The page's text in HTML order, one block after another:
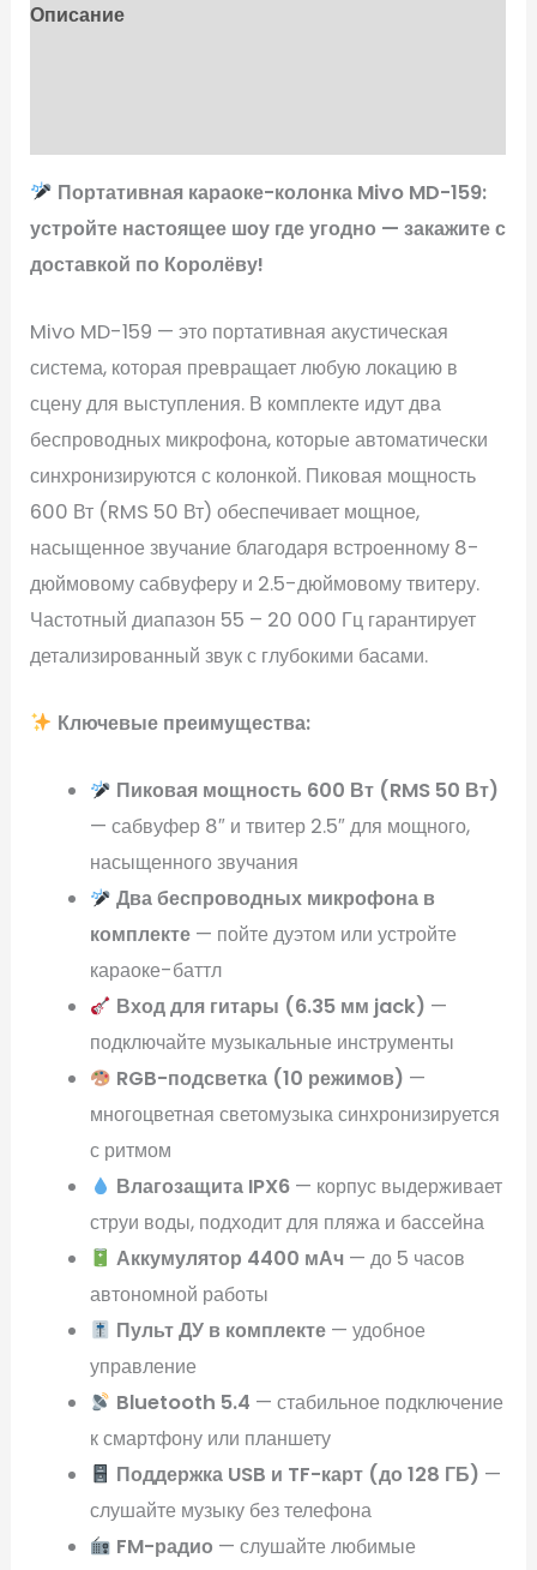
Описание
Портативная караоке-колонка Mivo MD-159:
устройте настоящее шоу где угодно — закажите с
доставкой по Королёву!
Mivo MD-159 — это портативная акустическая
система, которая превращает любую локацию в
сцену для выступления. В комплекте идут два
беспроводных микрофона, которые автоматически
синхронизируются с колонкой. Пиковая мощность
600 Вт (RMS 50 Вт) обеспечивает мощное,
насыщенное звучание благодаря встроенному 8-
дюймовому сабвуферу и 2.5-дюймовому твитеру.
Частотный диапазон 55 – 20 000 Гц гарантирует
детализированный звук с глубокими басами.
Ключевые преимущества:
Пиковая мощность 600 Вт (RMS 50 Вт)
— сабвуфер 8″ и твитер 2.5″ для мощного,
насыщенного звучания
Два беспроводных микрофона в
комплекте— пойте дуэтом или устройте
караоке-баттл
Вход для гитары (6.35 мм jack) —
подключайте музыкальные инструменты
RGB-подсветка (10 режимов) —
многоцветная светомузыка синхронизируется
с ритмом
Влагозащита IPX6 — корпус выдерживает
струи воды, подходит для пляжа и бассейна
Аккумулятор 4400 мАч — до 5 часов
автономной работы
Пульт ДУ в комплекте — удобное
управление
Bluetooth 5.4 — стабильное подключение
к смартфону или планшету
Поддержка USB и TF-карт (до 128 ГБ) —
слушайте музыку без телефона
FM-радио — слушайте любимые